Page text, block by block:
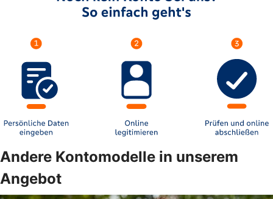
Andere Kontomodelle in unserem
Angebot